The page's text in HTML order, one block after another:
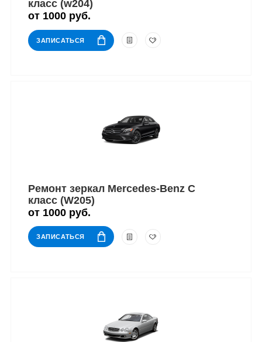
класс (w204)
от 1000 руб.
ЗАПИСАТЬСЯ
Ремонт зеркал Mercedes-Benz C
класс (W205)
от 1000 руб.
ЗАПИСАТЬСЯ